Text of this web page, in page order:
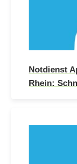
Notdienst
Rhein: